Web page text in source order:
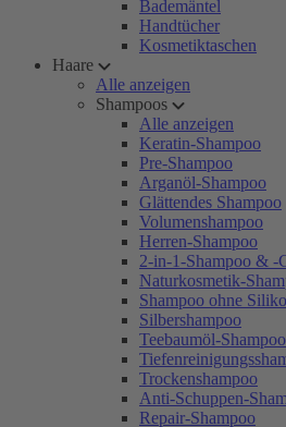
Bademäntel
Handtücher
Kosmetiktaschen
Haare
Alle anzeigen
Shampoos
Alle anzeigen
Keratin-Shampoo
Pre-Shampoo
Arganöl-Shampoo
Glättendes Shampoo
Volumenshampoo
Herren-Shampoo
2-in-1-Shampoo & -
Naturkosmetik-
Shampoo ohne
Silbershampoo
Teebaumöl-Shampoo
Trockenshampoo
Anti-Schuppen-
Repair-Shampoo